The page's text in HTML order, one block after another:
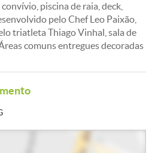
piscina de raia, deck,
pelo Chef Leo Paixão,
triatleta Thiago Vinhal, sala de
comuns entregues decoradas